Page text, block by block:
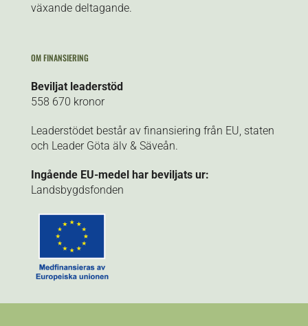
växande deltagande.
OM FINANSIERING
Beviljat leaderstöd
558 670 kronor
Leaderstödet består av finansiering från EU, staten
och Leader Göta älv & Säveån.
Ingående EU-medel har beviljats ur:
Landsbygdsfonden